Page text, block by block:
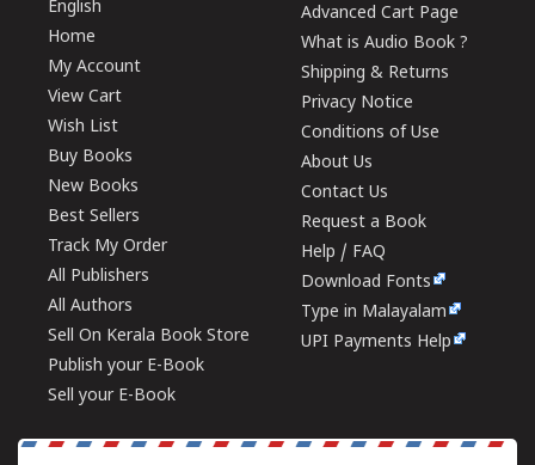
English
Home
My Account
View Cart
Wish List
Buy Books
New Books
Best Sellers
Track My Order
All Publishers
All Authors
Sell On Kerala Book Store
Publish your E-Book
Sell your E-Book
Advanced Cart Page
What is Audio Book ?
Shipping & Returns
Privacy Notice
Conditions of Use
About Us
Contact Us
Request a Book
Help / FAQ
Download Fonts
Type in Malayalam
UPI Payments Help